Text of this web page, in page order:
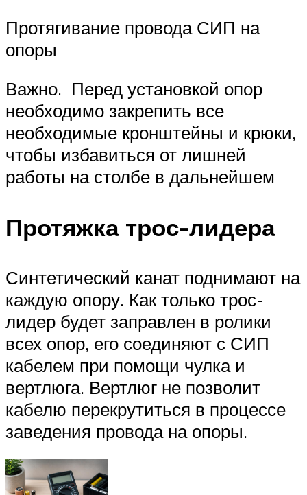
Протягивание провода СИП на
опоры
Важно. Перед установкой опор
необходимо закрепить все
необходимые кронштейны и крюки,
чтобы избавиться от лишней
работы на столбе в дальнейшем
Протяжка трос-лидера
Синтетический канат поднимают на
каждую опору. Как только трос-
лидер будет заправлен в ролики
всех опор, его соединяют с СИП
кабелем при помощи чулка и
вертлюга. Вертлюг не позволит
кабелю перекрутиться в процессе
заведения провода на опоры.